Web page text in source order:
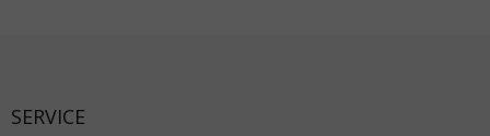
SERVICE